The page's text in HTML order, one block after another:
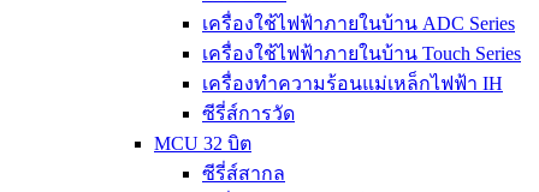
เครื่องใช้ไฟฟ้าภายในบ้าน ADC Series
เครื่องใช้ไฟฟ้าภายในบ้าน Touch Series
เครื่องทำความร้อนแม่เหล็กไฟฟ้า IH
ซีรี่ส์การวัด
MCU 32 บิต
ซีรี่ส์สากล